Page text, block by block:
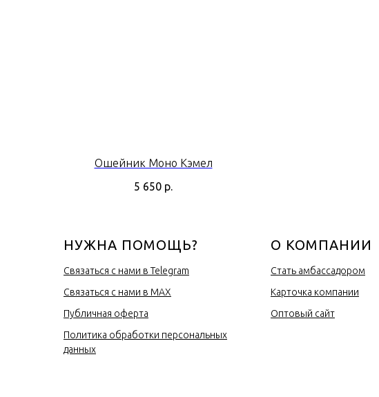
Ошейник Моно Кэмел
5 650 р.
НУЖНА ПОМОЩЬ?
Связаться с нами в Telegram
Связаться с нами в MAX
Публичная оферта
Политика обработки персональных
данных
О КОМПАНИИ
Стать амбассадором
Карточка компании
Оптовый сайт